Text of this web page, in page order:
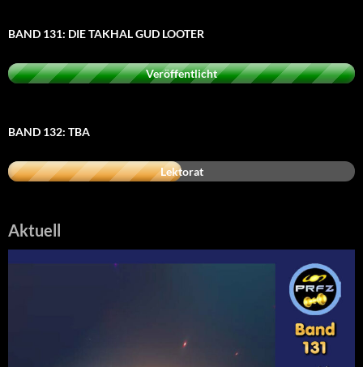
BAND 131: DIE TAKHAL GUD LOOTER
Veröffentlicht
BAND 132: TBA
Lektorat
Aktuell